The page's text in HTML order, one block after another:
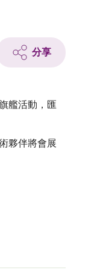
分享
艦活動，匯
夥伴將會展